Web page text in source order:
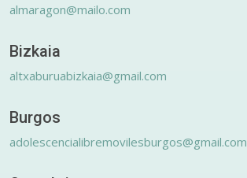
almaragon@mailo.com
Bizkaia
altxaburuabizkaia@gmail.com
Burgos
adolescencialibremovilesburgos@gmail.com